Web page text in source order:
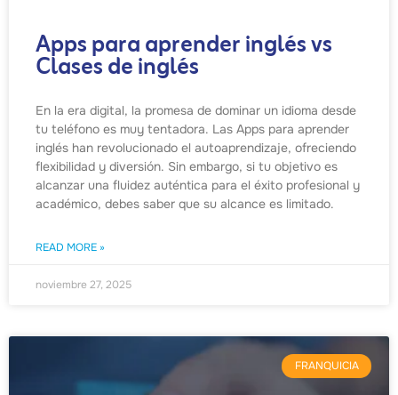
Apps para aprender inglés vs
Clases de inglés
En la era digital, la promesa de dominar un idioma desde
tu teléfono es muy tentadora. Las Apps para aprender
inglés han revolucionado el autoaprendizaje, ofreciendo
flexibilidad y diversión. Sin embargo, si tu objetivo es
alcanzar una fluidez auténtica para el éxito profesional y
académico, debes saber que su alcance es limitado.
READ MORE »
noviembre 27, 2025
FRANQUICIA